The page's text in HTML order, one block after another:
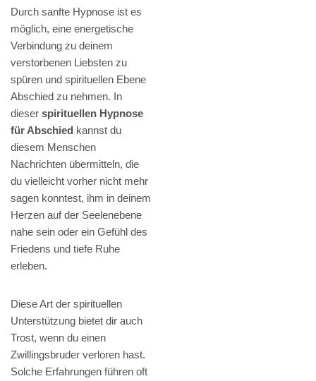
Durch sanfte Hypnose ist es
möglich, eine energetische
Verbindung zu deinem
verstorbenen Liebsten zu
spüren und spirituellen Ebene
Abschied zu nehmen. In
dieser spirituellen Hypnose
für Abschied kannst du
diesem Menschen
Nachrichten übermitteln, die
du vielleicht vorher nicht mehr
sagen konntest, ihm in deinem
Herzen auf der Seelenebene
nahe sein oder ein Gefühl des
Friedens und tiefe Ruhe
erleben.
Diese Art der spirituellen
Unterstützung bietet dir auch
Trost, wenn du einen
Zwillingsbruder verloren hast.
Solche Erfahrungen führen oft